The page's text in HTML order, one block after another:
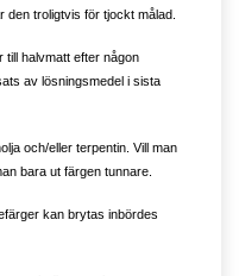
den troligtvis för tjockt målad.
till halvmatt efter någon
av lösningsmedel i sista
och/eller terpentin. Vill man
bara ut färgen tunnare.
kan brytas inbördes